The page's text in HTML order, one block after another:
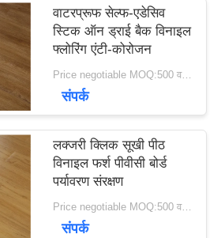
वाटरप्रूफ सेल्फ-एडेसिव
स्टिक ऑन ड्राई बैक विनाइल
फ्लोरिंग एंटी-कोरोजन
Price negotiable MOQ:500 वर्ग मीटर
संपर्क
लक्जरी क्लिक सूखी पीठ
विनाइल फर्श पीवीसी बोर्ड
पर्यावरण संरक्षण
Price negotiable MOQ:500 वर्ग मीटर
संपर्क